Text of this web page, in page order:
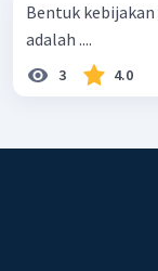
Bentuk kebijakan
adalah ....
3 4.0